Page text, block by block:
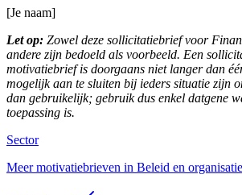
[Je naam]
Let op: Zowel deze sollicitatiebrief voor
andere zijn bedoeld als voorbeeld. Een
motivatiebrief is doorgaans niet langer dan
mogelijk aan te sluiten bij ieders situatie zijn
dan gebruikelijk; gebruik dus enkel datgene
toepassing is.
Sector
Meer motivatiebrieven in Beleid en organisatie